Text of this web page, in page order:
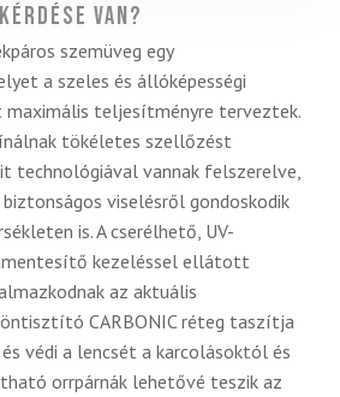
Kérdése van?
szemüveg egy
a szeles és állóképességi
teljesítményre terveztek.
tökéletes szellőzést
technológiával vannak felszerelve,
viselésről gondoskodik
is. A cserélhető, UV-
kezeléssel ellátott
az aktuális
öntisztító CARBONIC réteg taszítja
védi a lencsét a karcolásoktól és
orrpárnák lehetővé teszik az